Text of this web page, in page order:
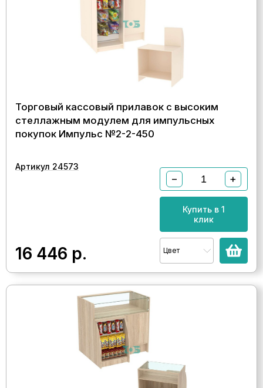
Торговый кассовый прилавок с высоким
стеллажным модулем для импульсных
покупок Импульс №2-2-450
Артикул 24573
16 446 р.
− +
Купить в 1
клик
Цвет